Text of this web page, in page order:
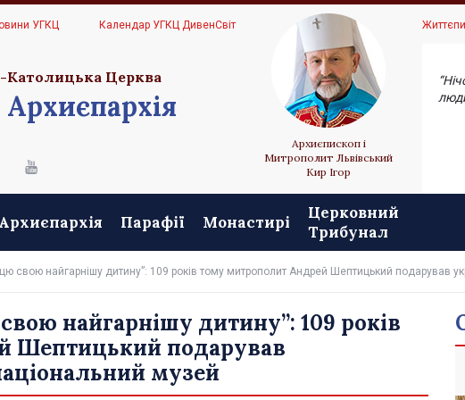
УГКЦ Календар УГКЦ ДивенСвіт
Католицька Церква
Архиєпископ і
Митрополит Львівський
Кир Ігор
Архиєпархія Парафії Монастирі
Церковний
Трибунал
свою найгарнішу дитину”: 109 років тому митрополит Андрей Шептицький подарував
найгарнішу дитину”: 109 років
Шептицький подарував
музей